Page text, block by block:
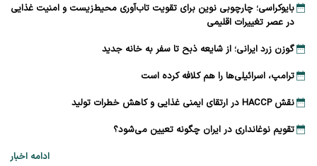
بایوکراسی؛ چارچوبی نوین برای تقویت تاب‌آوری محیط‌زیست و امنیت غذایی
در عصر تغییرات اقلیمی
گوزن زرد ایرانی؛ از شایعه ذبح تا سفر به خانه جدید
ترامپ، اسرائیلی‌ها را هم کلافه کرده است
نقش HACCP در ارتقای ایمنی غذایی و کاهش خطرات تولید
تقویم نوغانداری در ایران چگونه تعیین می‌شود؟
ادامه اخبار